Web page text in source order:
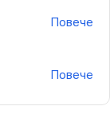
Повече
Повече